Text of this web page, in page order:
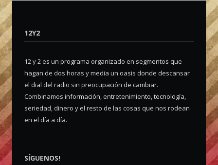
12Y2
12 y 2 es un programa organizado en segmentos que
hagan de dos horas y media un oasis donde descansar
el dial del radio sin preocupación de cambiar.
Combinamos información, entretenimiento, tecnología,
seriedad, dinero y el resto de las cosas que nos rodean
en el día a día.
SÍGUENOS!